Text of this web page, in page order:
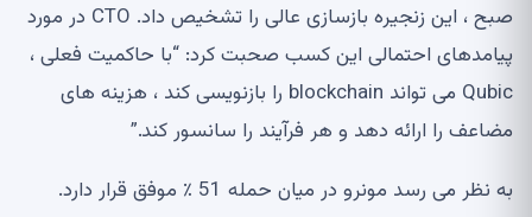
صبح ، این زنجیره بازسازی عالی را تشخیص داد. CTO در مورد
پیامدهای احتمالی این کسب صحبت کرد: “با حاکمیت فعلی ،
Qubic می تواند blockchain را بازنویسی کند ، هزینه های
مضاعف را ارائه دهد و هر فرآیند را سانسور کند.”
به نظر می رسد مونرو در میان حمله 51 ٪ موفق قرار دارد.